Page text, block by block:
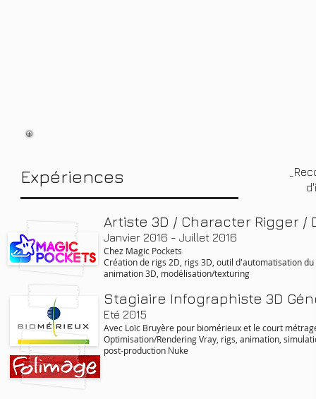
Expériences
Artiste 3D / Character Rigger /
​Janvier 2016 - Juillet 2016
Chez Magic Pockets
Création de rigs 2D, rigs 3D, outil d'automatisation
animation 3D, modélisation/texturing
Stagiaire Infographiste 3D
Eté 2015
Avec Loïc Bruyère pour biomérieux et le court
Optimisation/Rendering Vray, rigs, animation,
post-production Nuke